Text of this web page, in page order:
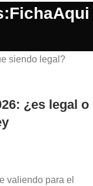
¿es legal o
valiendo para el